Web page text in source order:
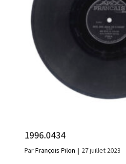
1996.0434
ParFrançois Pilon | 27 juillet 2023